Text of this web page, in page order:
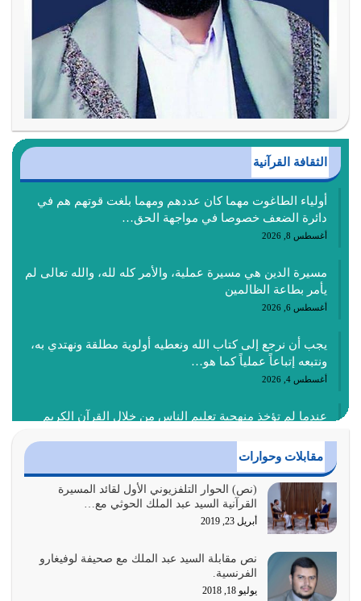
الثقافة القرآنية
أولياء الطاغوت مهما كان عددهم ومهما بلغت قوتهم هم في
دائرة الضعف خصوصا في مواجهة الحق…
أغسطس 8, 2026
مسيرة الدين هي مسيرة عملية، والأمر كله لله، والله تعالى لم
يأمر بطاعة الظالمين
أغسطس 6, 2026
يجب أن نرجع إلى كتاب الله ونعطيه أولوية مطلقة ونهتدي به،
ونتبعه إتباعاً عملياً كما هو…
أغسطس 4, 2026
عندما لم تؤخذ منهجية تعليم الناس من خلال القرآن الكريم
أغسطس 3, 2026
الغاية من الصلاة هو ذكر الله (أقم الصلاة لذكري) إضافة إلى
{وَأَعِدُّوا لَهُمْ مَا…
أغسطس 2, 2026
السبب الرئيسي لشقاء الأمة الابتعاد عن كتاب الله والتعدي
لحدود الله بالإضافات للدين
أغسطس 1, 2026
مقابلات وحوارات
(نص) الحوار التلفزيوني الأول لقائد المسيرة
القرآنية السيد عبد الملك الحوثي مع…
أبريل 23, 2019
نص مقابلة السيد عبد الملك مع صحيفة لوفيغارو
الفرنسية.
يوليو 18, 2018